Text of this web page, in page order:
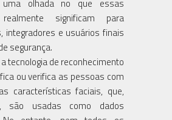
olhada no que essas
realmente significam para
integradores e usuários finais
segurança.
tecnologia de reconhecimento
ou verifica as pessoas com
características faciais, que,
são usadas como dados